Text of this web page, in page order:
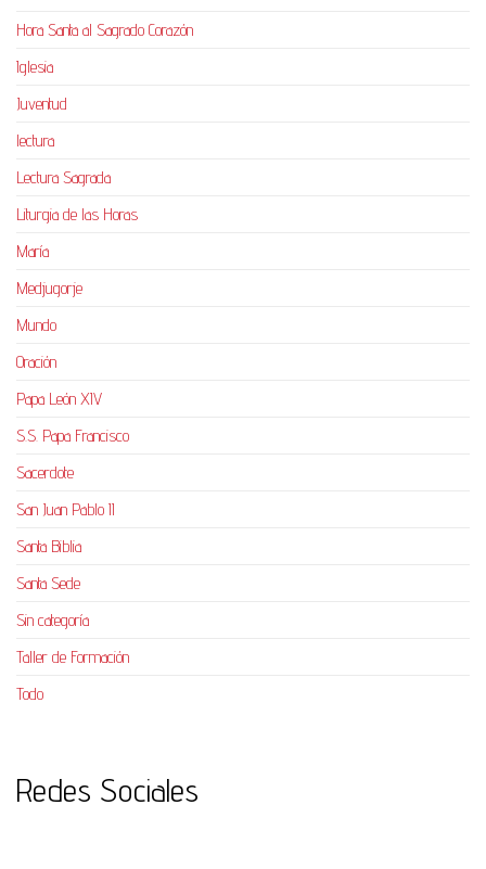
Hora Santa al Sagrado Corazón
Iglesia
Juventud
lectura
Lectura Sagrada
Liturgia de las Horas
María
Medjugorje
Mundo
Oración
Papa León XIV
S.S. Papa Francisco
Sacerdote
San Juan Pablo II
Santa Biblia
Santa Sede
Sin categoría
Taller de Formación
Todo
Redes Sociales